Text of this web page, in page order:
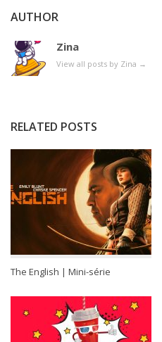
AUTHOR
Zina
View all posts by Zina →
RELATED POSTS
The English | Mini-série